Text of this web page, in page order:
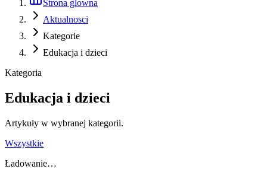
Strona glowna
Aktualnosci
Kategorie
Edukacja i dzieci
Kategoria
Edukacja i dzieci
Artykuły w wybranej kategorii.
Wszystkie
Ładowanie…